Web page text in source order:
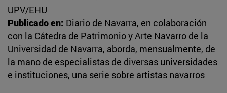
UPV/EHU
Publicado en: Diario de Navarra, en colaboración
con la Cátedra de Patrimonio y Arte Navarro de la
Universidad de Navarra, aborda, mensualmente, de
la mano de especialistas de diversas universidades
e instituciones, una serie sobre artistas navarros